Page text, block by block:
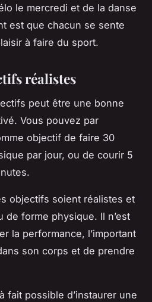
le mercredi et de la danse
est que chacun se sente
à faire du sport.
réalistes
peut être une bonne
Vous pouvez par
objectif de faire 30
par jour, ou de courir 5
objectifs soient réalistes et
de forme physique. Il n’est
la performance, l’important
son corps et de prendre
fait possible d’instaurer une